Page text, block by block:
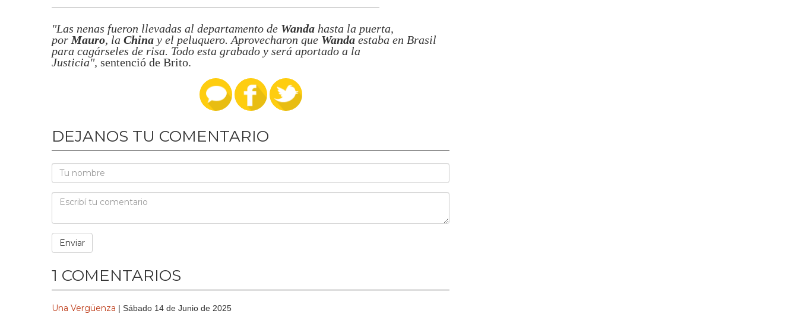
"Las nenas fueron llevadas al departamento de Wanda hasta la puerta,
por Mauro, la China y el peluquero. Aprovecharon que Wanda estaba en Brasil
para cagárseles de risa. Todo esta grabado y será aportado a la
Justicia", sentenció de Brito.
DEJANOS TU COMENTARIO
1 COMENTARIOS
Una Vergüenza | Sábado 14 de Junio de 2025